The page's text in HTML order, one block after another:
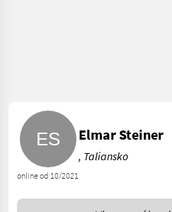
online od 10/2021
Elmar Steiner
, Taliansko